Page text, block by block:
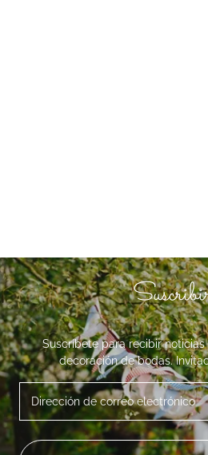
Suscríbete para recibir
decoración de bodas.
Dirección de correo electrónico